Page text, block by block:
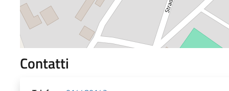
Contatti